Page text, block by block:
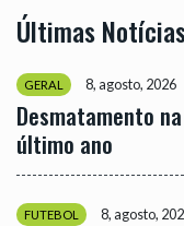
Últimas
GERAL 8, agosto, 2026
Desmatamento
último ano
FUTEBOL 8, agosto,